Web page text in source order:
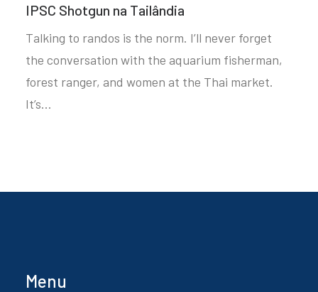
IPSC Shotgun na Tailândia
Talking to randos is the norm. I’ll never forget
the conversation with the aquarium fisherman,
forest ranger, and women at the Thai market.
It’s…
Menu